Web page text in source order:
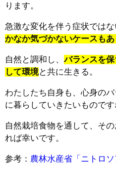
ります。
急激な変化を伴う症状ではな
かなか気づかないケースも
自然と調和し、バランスを
して環境と共に生きる。
わたしたち自身も、心身の
に暮らしていきたいものです
自然栽培食物を通して、そ
れば幸いです。
参考： 農林水産省「ニトロソ